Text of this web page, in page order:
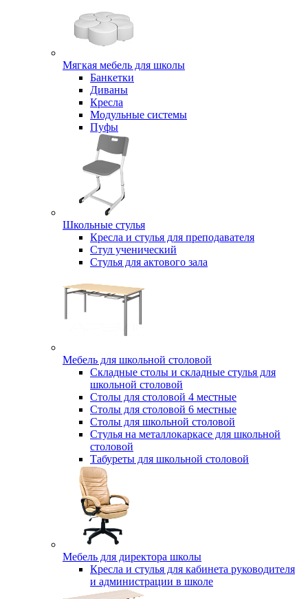
Мягкая мебель для школы
Банкетки
Диваны
Кресла
Модульные системы
Пуфы
Школьные стулья
Кресла и стулья для преподавателя
Стул ученический
Стулья для актового зала
Мебель для школьной столовой
Складные столы и складные стулья для
школьной столовой
Столы для столовой 4 местные
Столы для столовой 6 местные
Столы для школьной столовой
Стулья на металлокаркасе для школьной
столовой
Табуреты для школьной столовой
Мебель для директора школы
Кресла и стулья для кабинета руководителя
и администрации в школе